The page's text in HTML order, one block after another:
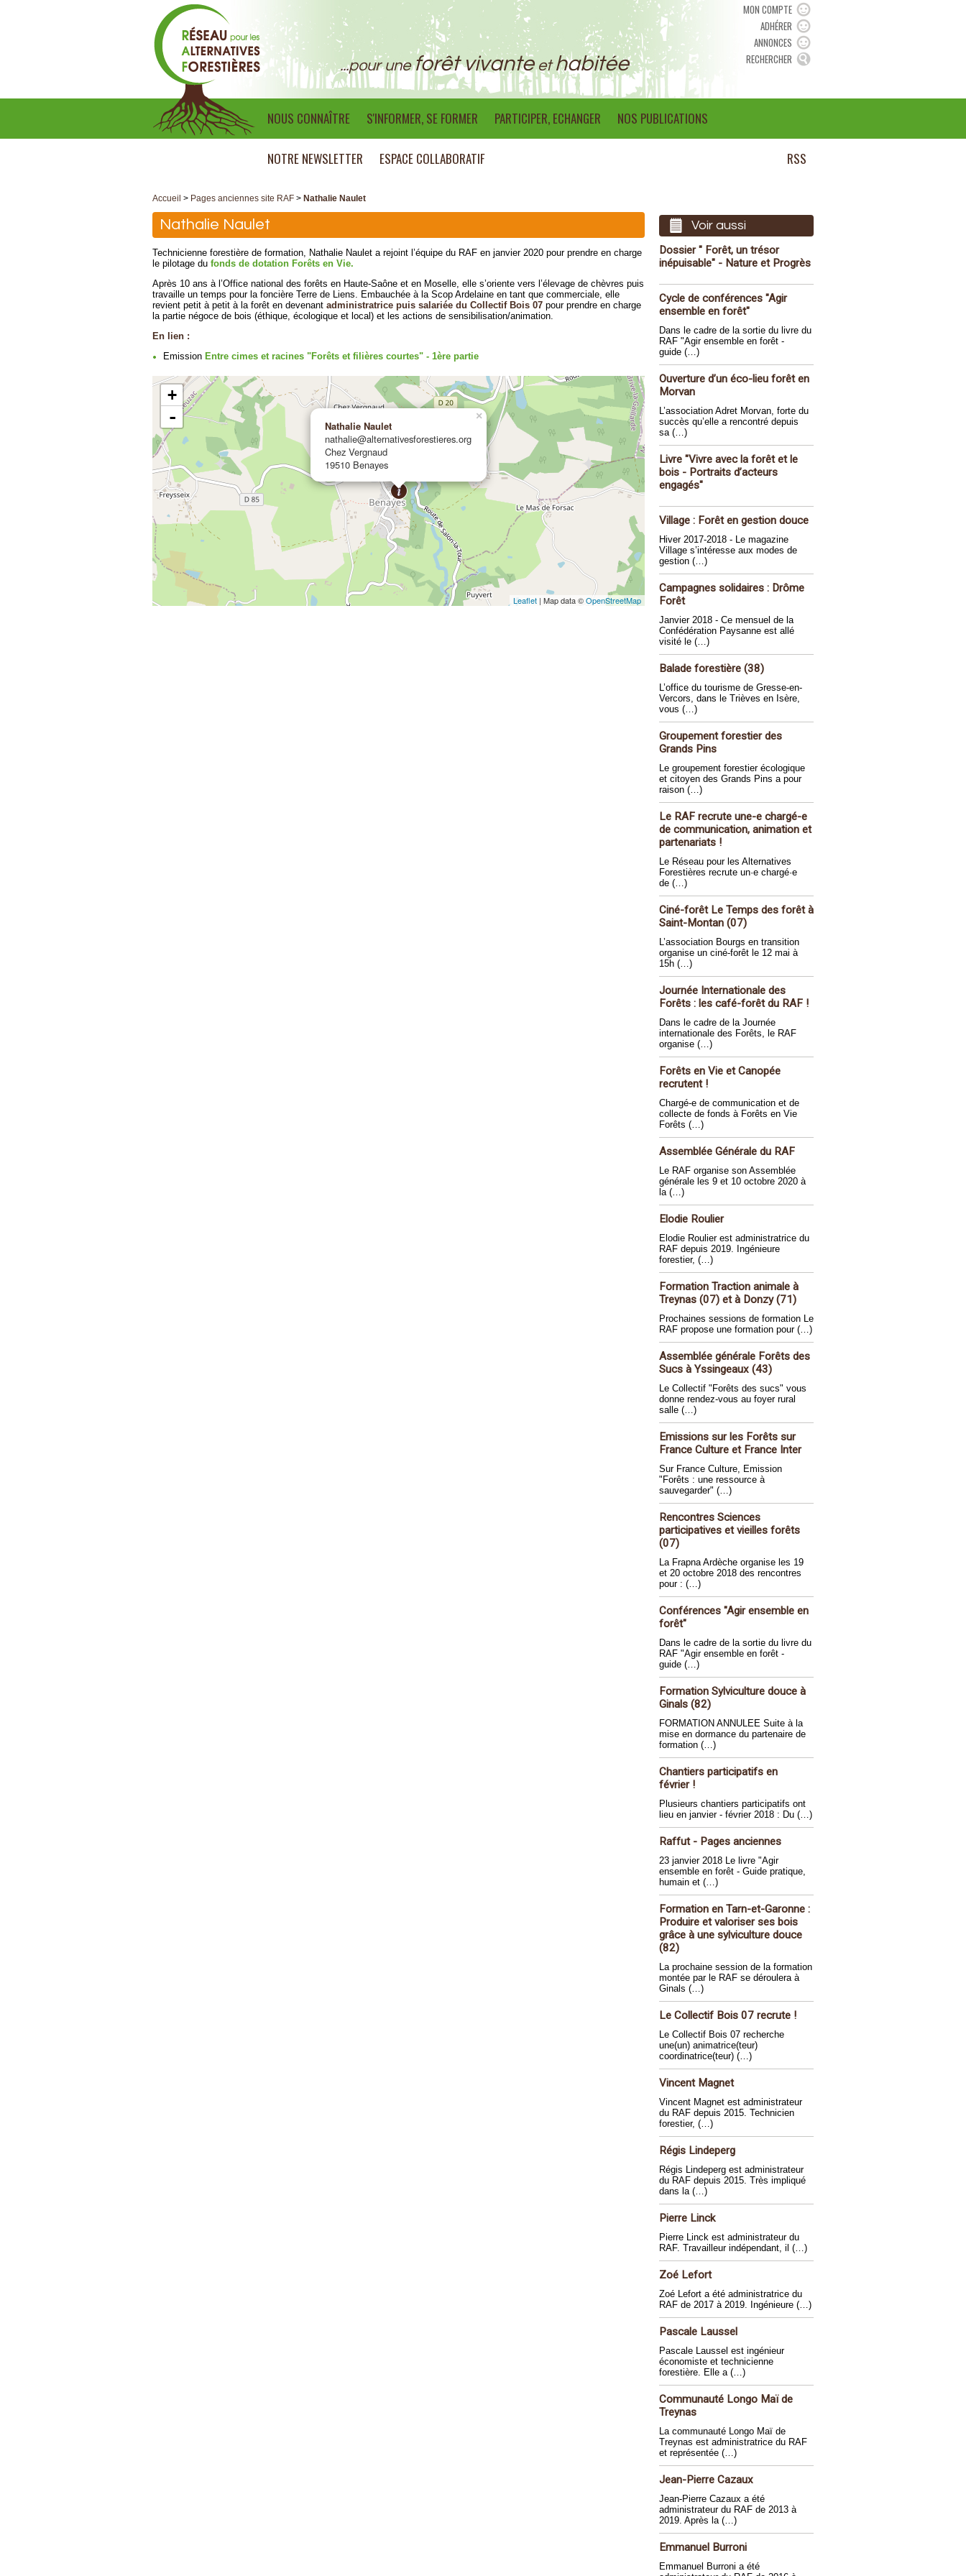
...pour uneforêt vivanteethabitée
MON COMPTE
ADHÉRER
ANNONCES
RECHERCHER
NOUS CONNAÎTRE S'INFORMER, SE FORMER PARTICIPER, ECHANGER NOS PUBLICATIONS
NOTRE NEWSLETTER ESPACE COLLABORATIF RSS
Accueil > Pages anciennes site RAF > Nathalie Naulet
Nathalie Naulet
Technicienne forestière de formation, Nathalie Naulet a rejoint l’équipe du RAF en janvier 2020 pour prendre en charge
le pilotage du fonds de dotation Forêts en Vie.
Après 10 ans à l’Office national des forêts en Haute-Saône et en Moselle, elle s’oriente vers l’élevage de chèvres puis
travaille un temps pour la foncière Terre de Liens. Embauchée à la Scop Ardelaine en tant que commerciale, elle
revient petit à petit à la forêt en devenant administratrice puis salariée du Collectif Bois 07 pour prendre en charge
la partie négoce de bois (éthique, écologique et local) et les actions de sensibilisation/animation.
En lien :
Emission Entre cimes et racines "Forêts et filières courtes" - 1ère partie
×
Nathalie Naulet
nathalie@alternativesforestieres.org
Chez Vergnaud
19510 Benayes
+
-
Leaflet | Map data ©OpenStreetMap
Voir aussi
Dossier " Forêt, un trésor
inépuisable" - Nature et Progrès
Cycle de conférences "Agir
ensemble en forêt"
Dans le cadre de la sortie du livre du
RAF "Agir ensemble en forêt -
guide (…)
Ouverture d’un éco-lieu forêt en
Morvan
L’association Adret Morvan, forte du
succès qu’elle a rencontré depuis
sa (…)
Livre "Vivre avec la forêt et le
bois - Portraits d’acteurs
engagés"
Village : Forêt en gestion douce
Hiver 2017-2018 - Le magazine
Village s’intéresse aux modes de
gestion (…)
Campagnes solidaires : Drôme
Forêt
Janvier 2018 - Ce mensuel de la
Confédération Paysanne est allé
visité le (…)
Balade forestière (38)
L’office du tourisme de Gresse-en-
Vercors, dans le Trièves en Isère,
vous (…)
Groupement forestier des
Grands Pins
Le groupement forestier écologique
et citoyen des Grands Pins a pour
raison (…)
Le RAF recrute une-e chargé-e
de communication, animation et
partenariats !
Le Réseau pour les Alternatives
Forestières recrute un·e chargé·e
de (…)
Ciné-forêt Le Temps des forêt à
Saint-Montan (07)
L’association Bourgs en transition
organise un ciné-forêt le 12 mai à
15h (…)
Journée Internationale des
Forêts : les café-forêt du RAF !
Dans le cadre de la Journée
internationale des Forêts, le RAF
organise (…)
Forêts en Vie et Canopée
recrutent !
Chargé-e de communication et de
collecte de fonds à Forêts en Vie
Forêts (…)
Assemblée Générale du RAF
Le RAF organise son Assemblée
générale les 9 et 10 octobre 2020 à
la (…)
Elodie Roulier
Elodie Roulier est administratrice du
RAF depuis 2019. Ingénieure
forestier, (…)
Formation Traction animale à
Treynas (07) et à Donzy (71)
Prochaines sessions de formation Le
RAF propose une formation pour (…)
Assemblée générale Forêts des
Sucs à Yssingeaux (43)
Le Collectif "Forêts des sucs" vous
donne rendez-vous au foyer rural
salle (…)
Emissions sur les Forêts sur
France Culture et France Inter
Sur France Culture, Emission
"Forêts : une ressource à
sauvegarder" (…)
Rencontres Sciences
participatives et vieilles forêts
(07)
La Frapna Ardèche organise les 19
et 20 octobre 2018 des rencontres
pour : (…)
Conférences "Agir ensemble en
forêt"
Dans le cadre de la sortie du livre du
RAF "Agir ensemble en forêt -
guide (…)
Formation Sylviculture douce à
Ginals (82)
FORMATION ANNULEE Suite à la
mise en dormance du partenaire de
formation (…)
Chantiers participatifs en
février !
Plusieurs chantiers participatifs ont
lieu en janvier - février 2018 : Du (…)
Raffut - Pages anciennes
23 janvier 2018 Le livre "Agir
ensemble en forêt - Guide pratique,
humain et (…)
Formation en Tarn-et-Garonne :
Produire et valoriser ses bois
grâce à une sylviculture douce
(82)
La prochaine session de la formation
montée par le RAF se déroulera à
Ginals (…)
Le Collectif Bois 07 recrute !
Le Collectif Bois 07 recherche
une(un) animatrice(teur)
coordinatrice(teur) (…)
Vincent Magnet
Vincent Magnet est administrateur
du RAF depuis 2015. Technicien
forestier, (…)
Régis Lindeperg
Régis Lindeperg est administrateur
du RAF depuis 2015. Très impliqué
dans la (…)
Pierre Linck
Pierre Linck est administrateur du
RAF. Travailleur indépendant, il (…)
Zoé Lefort
Zoé Lefort a été administratrice du
RAF de 2017 à 2019. Ingénieure (…)
Pascale Laussel
Pascale Laussel est ingénieur
économiste et technicienne
forestière. Elle a (…)
Communauté Longo Maï de
Treynas
La communauté Longo Maï de
Treynas est administratrice du RAF
et représentée (…)
Jean-Pierre Cazaux
Jean-Pierre Cazaux a été
administrateur du RAF de 2013 à
2019. Après la (…)
Emmanuel Burroni
Emmanuel Burroni a été